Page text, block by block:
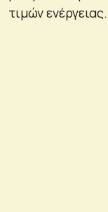
τιμών ενέργειας.